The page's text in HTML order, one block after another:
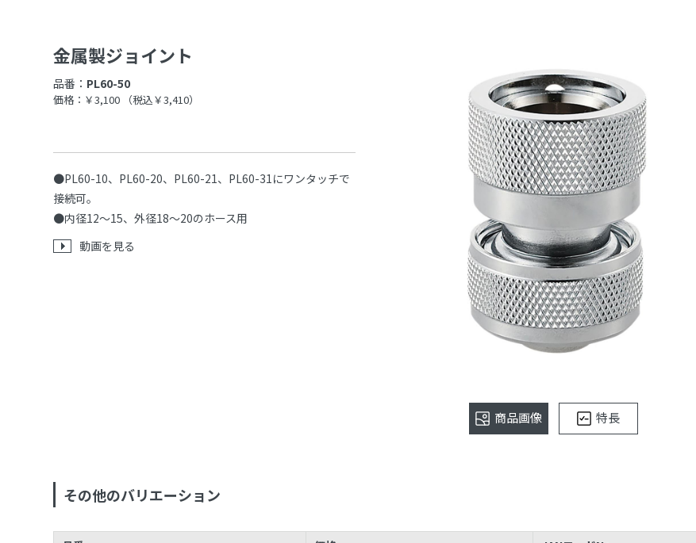
金属製ジョイント
品番： PL60-50
価格：￥3,100 （税込￥3,410）
●PL60-10、PL60-20、PL60-21、PL60-31にワンタッチで
接続可。
●内径12〜15、外径18〜20のホース用
動画を見る
商品画像 特長
その他のバリエーション